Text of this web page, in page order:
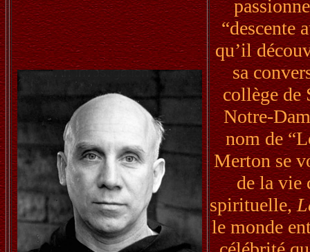
“descente
qu’il
sa
collège de
Notre-
nom de
Merton se
de la vie
spirituelle,
le monde